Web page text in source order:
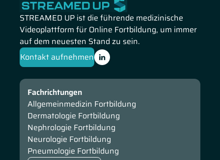
STREAMED UP ist die führende medizinische
Videoplattform für Online Fortbildung, um immer
auf dem neuesten Stand zu sein.
Kontakt aufnehmen
Fachrichtungen
Allgemeinmedizin Fortbildung
Dermatologie Fortbildung
Nephrologie Fortbildung
Neurologie Fortbildung
Pneumologie Fortbildung